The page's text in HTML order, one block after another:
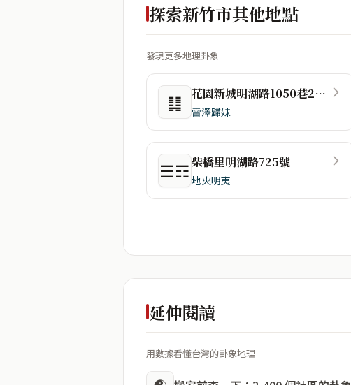
探索新竹市其他地點
發現更多地理卦象
䷆ 花園新城明湖路1050巷296號
雷澤歸妹
☰☶柴橋里明湖路725號
地火明夷
延伸閱讀
用數據看懂台灣的卦象地理